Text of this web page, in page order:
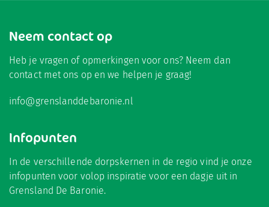
Neem contact op
Heb je vragen of opmerkingen voor ons? Neem dan
contact met ons op en we helpen je graag!
info@grenslanddebaronie.nl
Infopunten
In de verschillende dorpskernen in de regio vind je onze
infopunten voor volop inspiratie voor een dagje uit in
Grensland De Baronie.